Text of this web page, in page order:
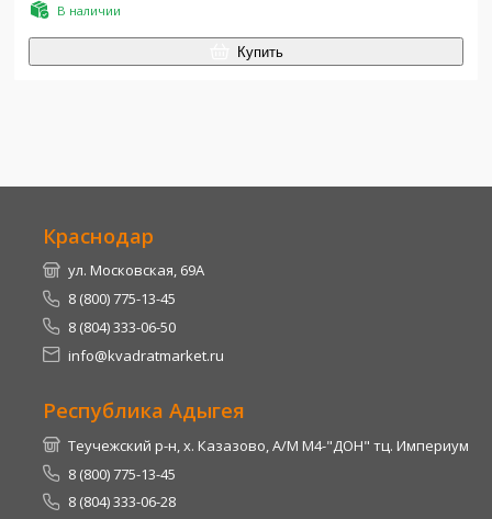
В наличии
Купить
Краснодар
ул. Московская, 69А
8 (800) 775-13-45
8 (804) 333-06-50
info@kvadratmarket.ru
Республика Адыгея
Теучежский р-н, х. Казазово, А/М М4-"ДОН" тц. Империум
8 (800) 775-13-45
8 (804) 333-06-28